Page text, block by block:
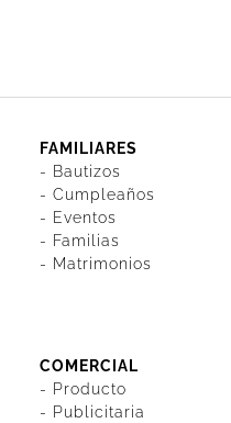
FAMILIARES
- Bautizos
- Cumpleaños
- Eventos
- Familias
- Matrimonios
COMERCIAL
- Producto
- Publicitaria